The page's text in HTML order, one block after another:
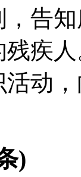
告
疾
动
)